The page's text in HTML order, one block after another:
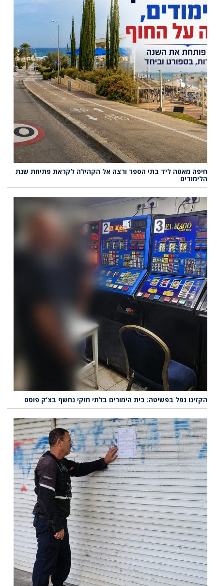
חיפה מאטה ליד בתי הספר ורצה אל הקהילה לקראת פתיחת שנת
הלימודים
הקזינו נפל בפשיטה: בית הימורים בלתי חוקי נחשף בצ’ק פוסט